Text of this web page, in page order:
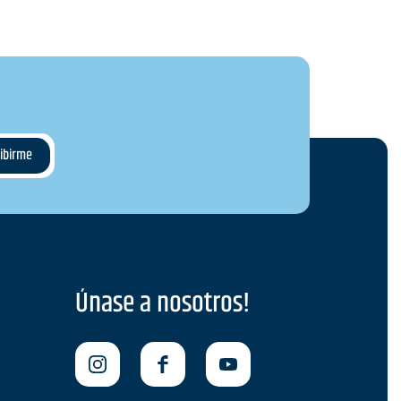
Únase a nosotros!